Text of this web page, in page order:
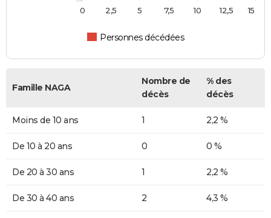
Personnes décédées
0 2,5 5 7,5 10 12,5 15
Famille NAGA
Nombre de
décès
% des
décès
Moins de 10 ans 1 2,2 %
De 10 à 20 ans 0 0 %
De 20 à 30 ans 1 2,2 %
De 30 à 40 ans 2 4,3 %